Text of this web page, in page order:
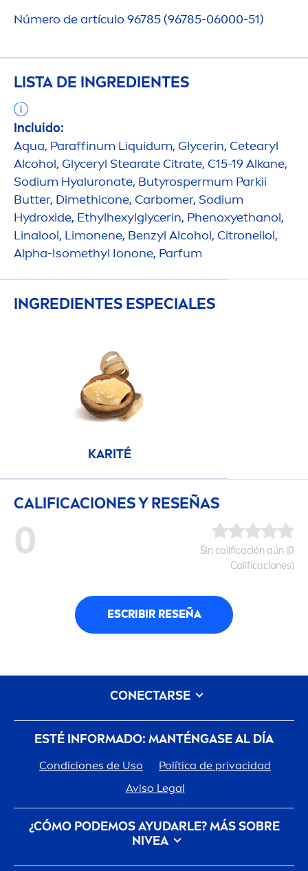
Número de artículo 96785 (96785-06000-51)
LISTA DE INGREDIENTES
Incluido:
Aqua, Paraffinum Liquidum, Glycerin, Cetearyl
Alcohol, Glyceryl Stearate Citrate, C15-19 Alkane,
Sodium Hyaluronate, Butyrospermum Parkii
Butter, Dimethicone, Carbomer, Sodium
Hydroxide, Ethylhexylglycerin, Phenoxyethanol,
Linalool, Limonene, Benzyl Alcohol, Citronellol,
Alpha-Isomethyl Ionone, Parfum
INGREDIENTES ESPECIALES
KARITÉ
CALIFICACIONES Y RESEÑAS
0
Sin calificación aún (0
Calificaciones)
ESCRIBIR RESEÑA
ESTÉ INFORMADO: MANTÉNGASE AL DÍA
Condiciones de Uso
Política de privacidad
Aviso Legal
¿CÓMO PODEMOS AYUDARLE? MÁS SOBRE
NIVEA
CONECTARSE